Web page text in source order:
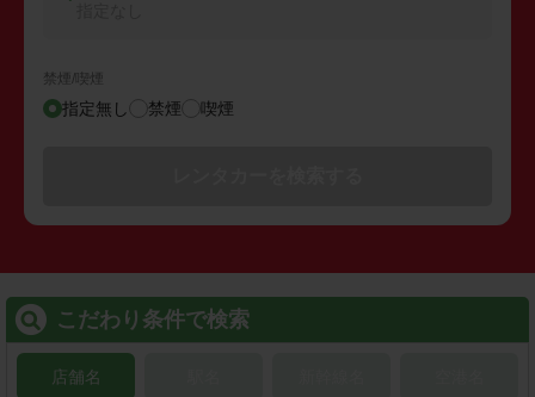
禁煙/喫煙
指定無し 禁煙 喫煙
こだわり条件で検索
店舗名